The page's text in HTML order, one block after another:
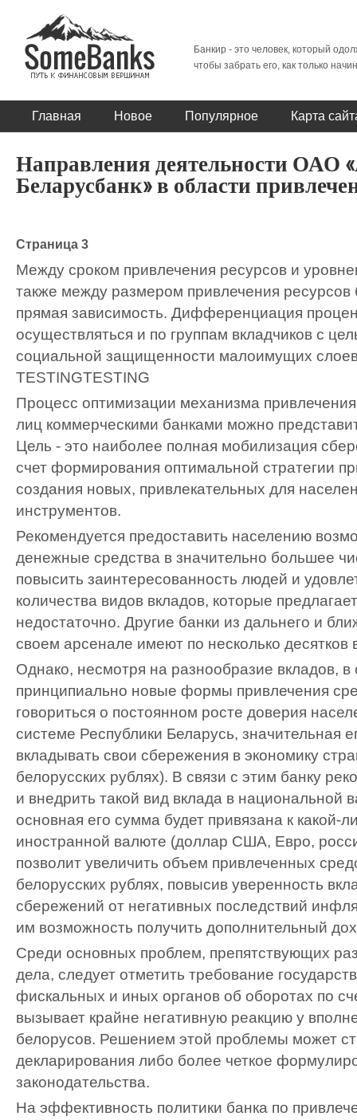
Банкир - это человек, который
чтобы забрать его, как только
Главная Новое Популярное Карта
Направления деятельности ОАО
Беларусбанк» в области
Страница 3
Между сроком привлечения ресурсов и
также между размером привлечения ресурсов
прямая зависимость. Дифференциация
осуществляться и по группам вкладчиков с
социальной защищенности малоимущих
TESTINGTESTING
Процесс оптимизации механизма
лиц коммерческими банками можно
Цель - это наиболее полная мобилизация
счет формирования оптимальной стратегии
создания новых, привлекательных для
инструментов.
Рекомендуется предоставить населению
денежные средства в значительно большее
повысить заинтересованность людей и
количества видов вкладов, которые
недостаточно. Другие банки из дальнего и
своем арсенале имеют по несколько десятков
Однако, несмотря на разнообразие вкладов, в
принципиально новые формы привлечения
говориться о постоянном росте доверия
системе Республики Беларусь, значительная
вкладывать свои сбережения в экономику
белорусских рублях). В связи с этим банку
и внедрить такой вид вклада в национальной
основная его сумма будет привязана к какой-
иностранной валюте (доллар США, Евро,
позволит увеличить объем привлеченных
белорусских рублях, повысив уверенность
сбережений от негативных последствий
им возможность получить дополнительный
Среди основных проблем, препятствующих
дела, следует отметить требование
фискальных и иных органов об оборотах по
вызывает крайне негативную реакцию у
белорусов. Решением этой проблемы может
декларирования либо более четкое
законодательства.
На эффективность политики банка по